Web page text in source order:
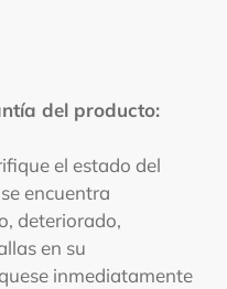
del producto:
el estado del
encuentra
deteriorado,
en su
inmediatamente